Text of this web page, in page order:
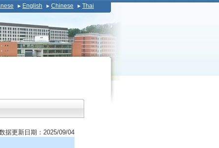
English Chinese Thai
据更新日期：2025/09/04